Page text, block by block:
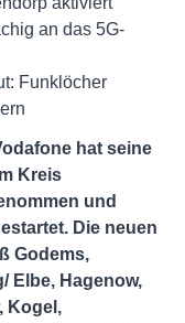
an das 5G-
Funklöcher
hat seine
Kreis
und
Die neuen
Godems,
Elbe, Hagenow,
Kogel,